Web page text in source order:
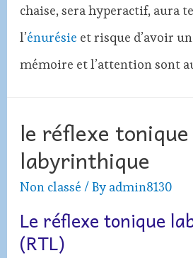
chaise, sera hyperactif, aura
l’énurésie et risque d’avoir
mémoire et l’attention sont
le réflexe tonique
labyrinthique
Non classé / By admin8130
Le réflexe tonique
(RTL)